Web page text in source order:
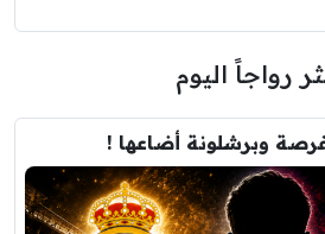
رواجاً اليوم
وبرشلونة أضاعها !